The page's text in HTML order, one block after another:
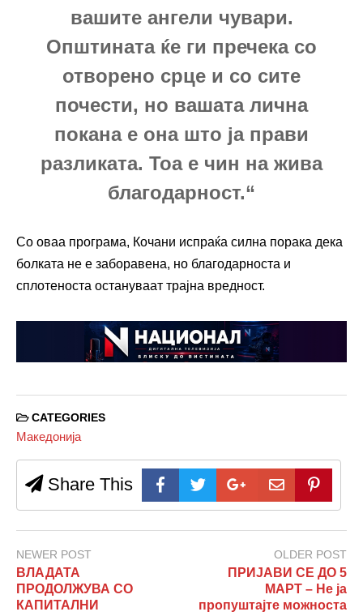
вашите ангели чувари.
Општината ќе ги пречека со
отворено срце и со сите
почести, но вашата лична
покана е она што ја прави
разликата. Тоа е чин на жива
благодарност.“
Со оваа програма, Кочани испраќа силна порака дека
болката не е заборавена, но благодарноста и
сплотеноста остануваат трајна вредност.
CATEGORIES
Македонија
Share This
NEWER POST
ВЛАДАТА
ПРОДОЛЖУВА СО
КАПИТАЛНИ
OLDER POST
ПРИЈАВИ СЕ ДО 5
МАРТ – Не ја
пропуштајте можноста